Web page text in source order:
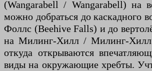
(Wangarabell / Wangarabell) на
можно добраться до каскадного
Фоллс (Beehive Falls) и до
на Милинг-Хилл / Милинг-
откуда открываются
виды на окружающие хребты.